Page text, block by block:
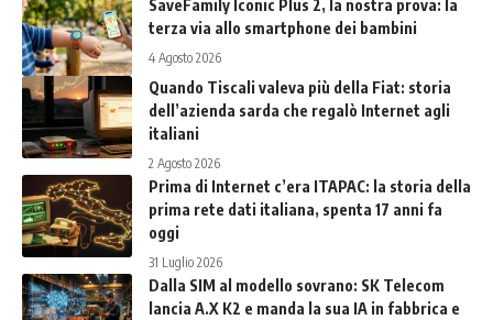
SaveFamily Iconic Plus 2, la nostra prova: la
terza via allo smartphone dei bambini
4 Agosto 2026
Quando Tiscali valeva più della Fiat: storia
dell’azienda sarda che regalò Internet agli
italiani
2 Agosto 2026
Prima di Internet c’era ITAPAC: la storia della
prima rete dati italiana, spenta 17 anni fa
oggi
31 Luglio 2026
Dalla SIM al modello sovrano: SK Telecom
lancia A.X K2 e manda la sua IA in fabbrica e